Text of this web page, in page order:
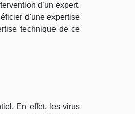
d’un expert.
d'une expertise
technique de ce
En effet, les virus